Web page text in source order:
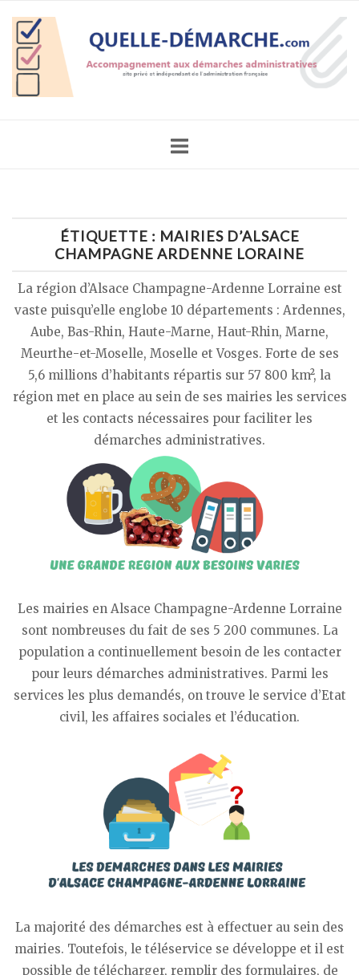
content
Home
ÉTIQUETTE : MAIRIES D’ALSACE
CHAMPAGNE ARDENNE LORAINE
La région d’Alsace Champagne-Ardenne Lorraine est
vaste puisqu’elle englobe 10 départements : Ardennes,
Aube, Bas-Rhin, Haute-Marne, Haut-Rhin, Marne,
Meurthe-et-Moselle, Moselle et Vosges. Forte de ses
5,6 millions d’habitants répartis sur 57 800 km², la
région met en place au sein de ses mairies les services
et les contacts nécessaires pour faciliter les
démarches administratives.
Les mairies en Alsace Champagne-Ardenne Lorraine
sont nombreuses du fait de ses 5 200 communes. La
population a continuellement besoin de les contacter
pour leurs démarches administratives. Parmi les
services les plus demandés, on trouve le service d’Etat
civil, les affaires sociales et l’éducation.
La majorité des démarches est à effectuer au sein des
mairies. Toutefois, le téléservice se développe et il est
possible de télécharger, remplir des formulaires, de